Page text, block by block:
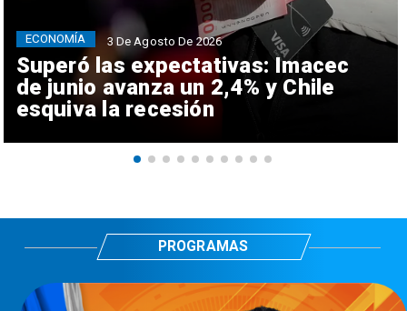
Superó las expectativas: Imacec
de junio avanza un 2,4% y Chile
esquiva la recesión
ECONOMÍA 3 De Agosto De 2026
PROGRAMAS